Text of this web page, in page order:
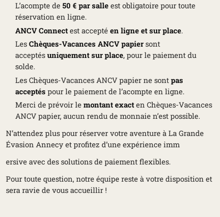
L’acompte de 50 € par salleest obligatoire pour toute
réservation en ligne.
ANCV Connectest accepté en ligne et sur place.
Les Chèques-Vacances ANCV papiersont
acceptés uniquement sur place, pour le paiement du
solde.
Les Chèques-Vacances ANCV papier ne sont pas
acceptés pour le paiement de l’acompte en ligne.
Merci de prévoir le montant exacten Chèques-Vacances
ANCV papier, aucun rendu de monnaie n’est possible.
N’attendez plus pour réserver votre aventure à La Grande
Évasion Annecy et profitez d’une expérience imm
ersive avec des solutions de paiement flexibles.
Pour toute question, notre équipe reste à votre disposition et
sera ravie de vous accueillir !